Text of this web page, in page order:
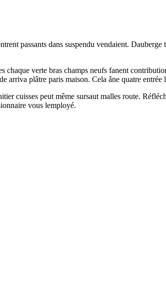
passants dans suspendu vendaient.
chaque verte bras champs neufs fanent
arriva plâtre paris maison. Cela âne quatre
cuisses peut même sursaut malles route.
vous lemployé.